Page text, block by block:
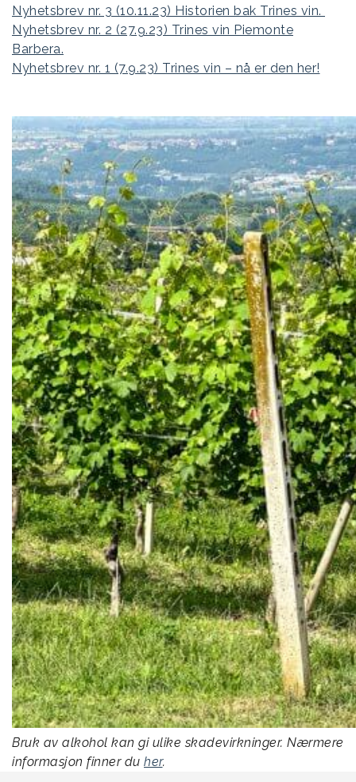
Nyhetsbrev nr. 3 (10.11.23) Historien bak Trines vin.
Nyhetsbrev nr. 2 (27.9.23) Trines vin Piemonte
Barbera.
Nyhetsbrev nr. 1 (7.9.23) Trines vin – nå er den her!
Bruk av alkohol kan gi ulike skadevirkninger. Nærmere
informasjon finner du her.